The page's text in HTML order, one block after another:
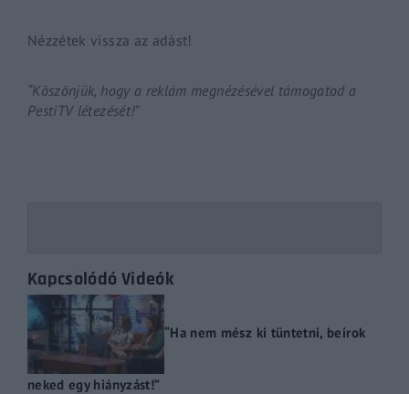
Nézzétek vissza az adást!
“Köszönjük, hogy a reklám megnézésével támogatod a
PestiTV létezését!”
Kapcsolódó Videók
“Ha nem mész ki tüntetni, beírok
neked egy hiányzást!”